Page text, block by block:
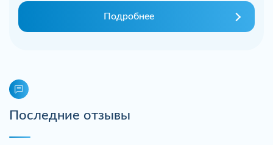
Подробнее
Последние отзывы